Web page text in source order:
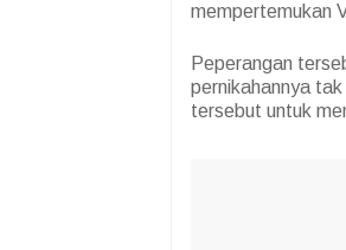
mempertemukan
Peperangan
pernikahannya
tersebut untuk